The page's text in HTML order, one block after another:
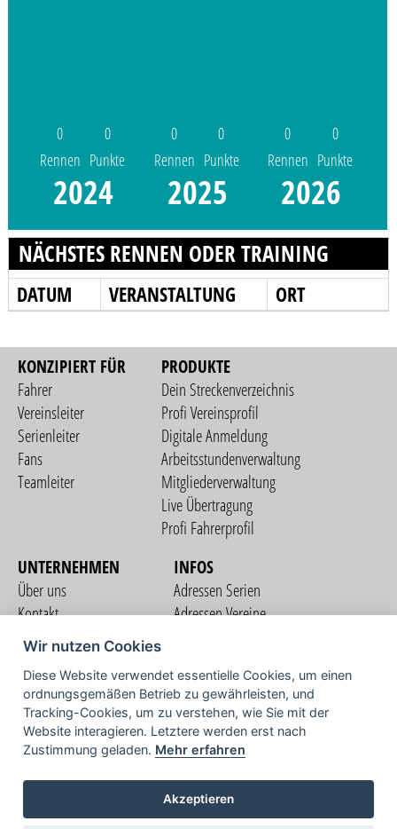
0
Rennen
0
Punkte
2024
0
Rennen
0
Punkte
2025
0
Rennen
0
Punkte
2026
NÄCHSTES RENNEN ODER TRAINING
DATUM VERANSTALTUNG ORT
KONZIPIERT FÜR
Fahrer
Vereinsleiter
Serienleiter
Fans
Teamleiter
PRODUKTE
Dein Streckenverzeichnis
Profi Vereinsprofil
Digitale Anmeldung
Arbeitsstundenverwaltung
Mitgliederverwaltung
Live Übertragung
Profi Fahrerprofil
UNTERNEHMEN
Über uns
Kontakt
Nutzungsbedingungen
Datenschutzerklärung
Impressum
INFOS
Adressen Serien
Adressen Vereine
COMMUNITY
TV
Wir nutzen Cookies
Diese Website verwendet essentielle Cookies, um einen
ordnungsgemäßen Betrieb zu gewährleisten, und
Tracking-Cookies, um zu verstehen, wie Sie mit der
Website interagieren. Letztere werden erst nach
Zustimmung geladen. Mehr erfahren
Akzeptieren